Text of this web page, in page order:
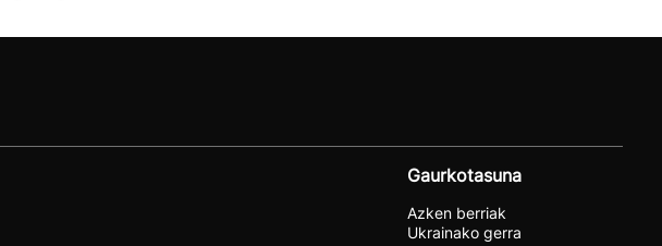
Gaurkotasuna
Azken berriak
Ukrainako gerra